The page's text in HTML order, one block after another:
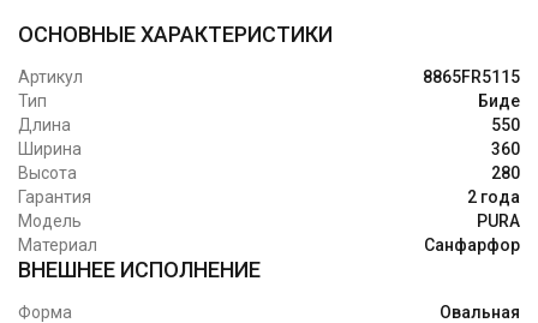
ОСНОВНЫЕ ХАРАКТЕРИСТИКИ
Артикул
8865FR5115
Тип
Биде
Длина
550
Ширина
360
Высота
280
Гарантия
2 года
Модель
PURA
Материал
Санфарфор
ВНЕШНЕЕ ИСПОЛНЕНИЕ
Форма
Овальная